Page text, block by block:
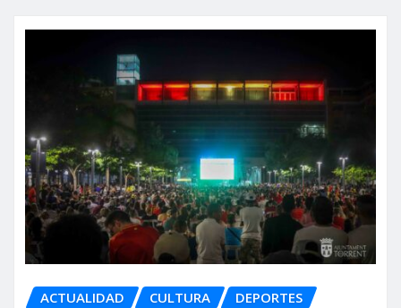
ACTUALIDAD CULTURA DEPORTES